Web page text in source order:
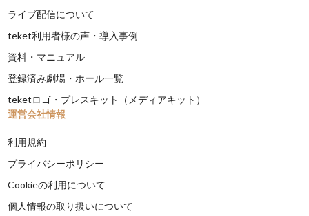
ライブ配信について
teket利用者様の声・導入事例
資料・マニュアル
登録済み劇場・ホール一覧
teketロゴ・プレスキット（メディアキット）
運営会社情報
利用規約
プライバシーポリシー
Cookieの利用について
個人情報の取り扱いについて